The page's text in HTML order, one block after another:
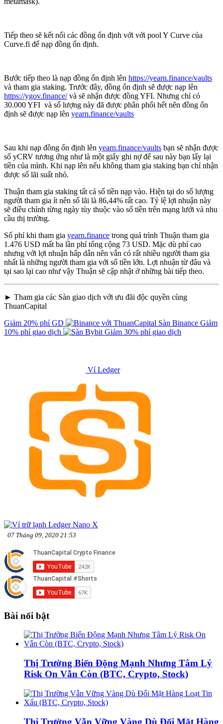
Tiếp theo sẽ kết nối các đồng ổn định với với pool Y Curve của
Curve.fi để nạp đồng ổn định.
Bước tiếp theo là nạp đồng ổn định lên https://yearn.finance/vaults
và tham gia staking. Trước đây, đồng ổn định sẽ được nạp lên
https://ygov.finance/và sẽ nhận được đồng YFI. Nhưng chỉ có
30.000 YFI và số lượng này đã được phân phối hết nên đồng ổn
định sẽ được nạp lên yearn.finance/vaults
Sau khi nạp đồng ổn định lên yearn.finance/vaults bạn sẽ nhận được
số yCRV tương ứng như là một giấy ghi nợ để sau này bạn lấy lại
tiền của mình. Khi nạp lên nếu không tham gia staking bạn chỉ nhận
được số lãi suất nhỏ.
Thuận tham gia staking tất cả số tiền nạp vào. Hiện tại do số lượng
người tham gia ít nên số lãi là 86,44% rất cao. Tỷ lệ lợi nhuận này
sẽ điều chỉnh từng ngày tùy thuộc vào số tiền trên mạng lưới và nhu
cầu thị trường.
Số phí khi tham gia yearn.finance trong quá trình Thuận tham gia
1.476 USD mất ba lần phí tổng cộng 73 USD. Mặc dù phí cao
nhưng với lợi nhuận hấp dẫn nên vẫn có rất nhiều người tham gia
nhất là những người tham gia với số tiền lớn. Lợi nhuận từ đâu và
tại sao lại cao như vậy Thuận sẽ cập nhật ở những bài tiếp theo.
► Tham gia các Sàn giao dịch với ưu đãi độc quyền cùng
ThuanCapital
Giảm 20% phí GD
Sàn Binance Giảm
10% phí giao dịch
Giảm 30% phí giao dịch
Ví Ledger
07 Tháng 09, 2020 21:53
Bài nổi bật
Thị Trường Biến Động Mạnh Nhưng Tâm Lý
Risk On Vẫn Còn (BTC, Crypto, Stock)
Thị Trường Vẫn Vững Vàng Dù Đối Mặt Hàng